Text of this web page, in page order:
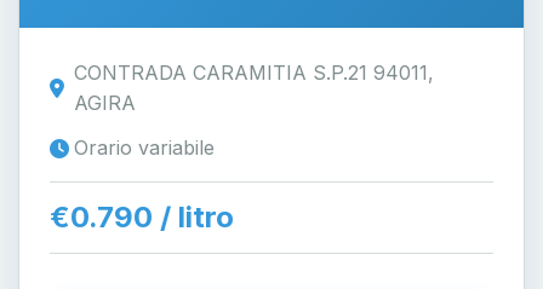
CONTRADA CARAMITIA S.P.21 94011,
AGIRA
Orario variabile
€0.790 / litro